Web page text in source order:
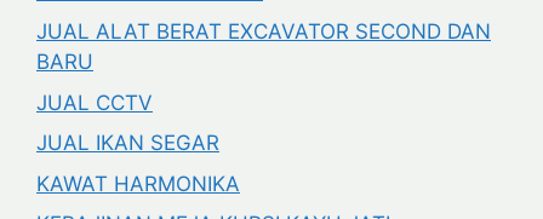
JUAL ALAT BERAT EXCAVATOR SECOND DAN
BARU
JUAL CCTV
JUAL IKAN SEGAR
KAWAT HARMONIKA